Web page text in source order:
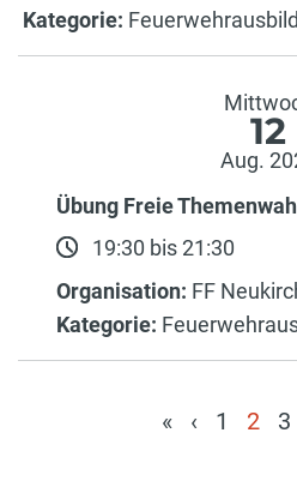
Kategorie:
12
Aug.
Übung Freie
19:30 bis 21:30
Organisation: FF
Kategorie:
« ‹ 1 2 3